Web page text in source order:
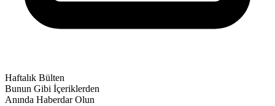
Haftalık Bülten
Bunun Gibi İçeriklerden
Anında Haberdar Olun